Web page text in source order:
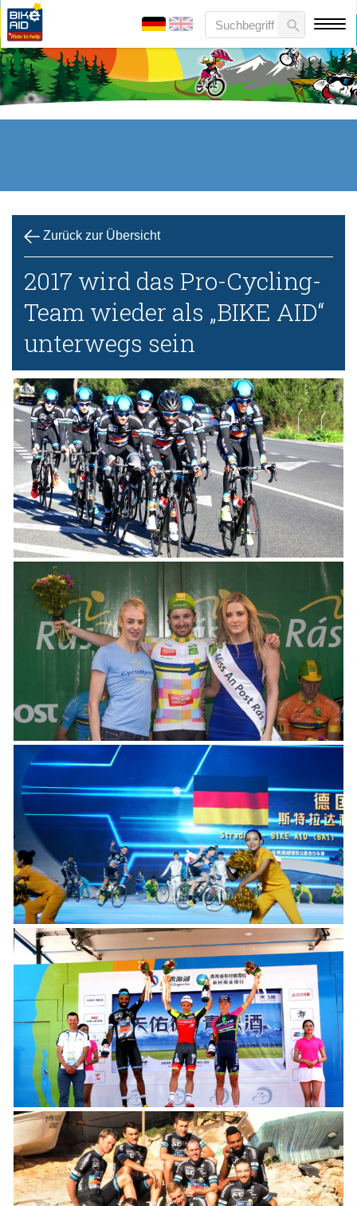
Zurück zur Übersicht
2017 wird das Pro-Cycling-
Team wieder als „BIKE AID“
unterwegs sein